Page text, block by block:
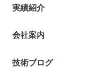
実績紹介
会社案内
技術ブログ